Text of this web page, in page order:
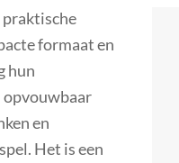
praktische
formaat en
hun
opvouwbaar
en
Het is een